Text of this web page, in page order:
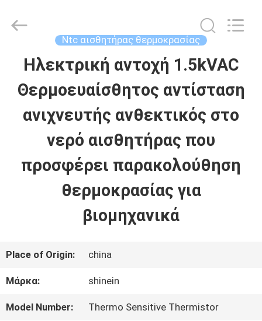
ΣΠΊΤΙ
ΠΡΟΪΌΝΤΑ
ΠΕΡΊΠΟΥ
ΕΜΕΊΣ
ΠΟΙΟΤΙΚΌΣ
ΈΛΕΓΧΟΣ
Electornics
Ntc αισθητήρας θερμοκρασίας
Ηλεκτρική αντοχή 1.5kVAC
Θερμοευαίσθητος αντίσταση
ανιχνευτής ανθεκτικός στο
νερό αισθητήρας που
προσφέρει παρακολούθηση
θερμοκρασίας για
βιομηχανικά
Place of Origin: china
Μάρκα: shinein
Model Number: Thermo Sensitive Thermistor